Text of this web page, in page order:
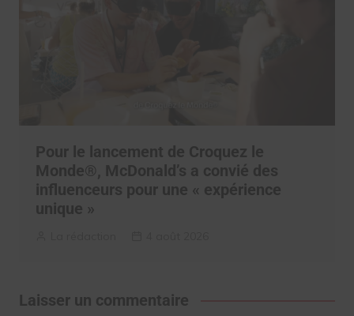
Pour le lancement de Croquez le
Monde®, McDonald’s a convié des
influenceurs pour une « expérience
unique »
Laisser un commentaire